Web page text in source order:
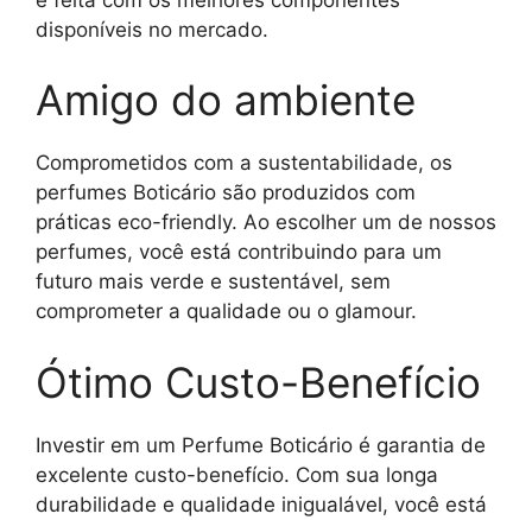
disponíveis no mercado.
Amigo do ambiente
Comprometidos com a sustentabilidade, os
perfumes Boticário são produzidos com
práticas eco-friendly. Ao escolher um de nossos
perfumes, você está contribuindo para um
futuro mais verde e sustentável, sem
comprometer a qualidade ou o glamour.
Ótimo Custo-Benefício
Investir em um Perfume Boticário é garantia de
excelente custo-benefício. Com sua longa
durabilidade e qualidade inigualável, você está